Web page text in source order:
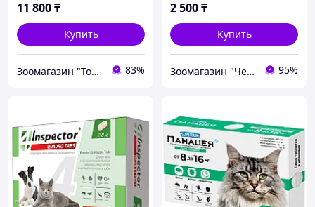
11 800₸
Купить
Зоомагазин "Толстый кот" 83%
паразитов, уп.1 таблетка
2 500₸
Купить
Зоомагазин "Чемпион" 95%